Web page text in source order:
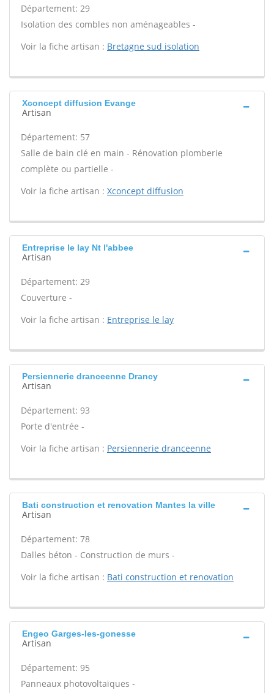
Département: 29
Isolation des combles non aménageables -
Voir la fiche artisan : Bretagne sud isolation
Xconcept diffusion Evange
Artisan
Département: 57
Salle de bain clé en main - Rénovation plomberie
complète ou partielle -
Voir la fiche artisan : Xconcept diffusion
Entreprise le lay Nt l'abbee
Artisan
Département: 29
Couverture -
Voir la fiche artisan : Entreprise le lay
Persiennerie dranceenne Drancy
Artisan
Département: 93
Porte d'entrée -
Voir la fiche artisan : Persiennerie dranceenne
Bati construction et renovation Mantes la ville
Artisan
Département: 78
Dalles béton - Construction de murs -
Voir la fiche artisan : Bati construction et renovation
Engeo Garges-les-gonesse
Artisan
Département: 95
Panneaux photovoltaïques -